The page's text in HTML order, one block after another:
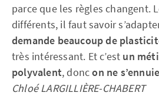
parce que les règles changent.
différents, il faut savoir
demande beaucoup de
très intéressant. Et c’est un
polyvalent, doncon ne
Chloé LARGILLIÈRE-CHABERT